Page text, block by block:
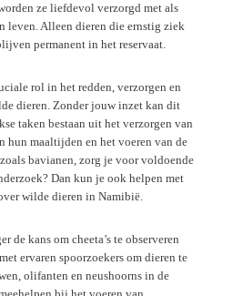
ze liefdevol verzorgd met als
leven. Alleen dieren die ernstig ziek
permanent in het reservaat.
rol in het redden, verzorgen en
dieren. Zonder jouw inzet kan dit
taken bestaan uit het verzorgen van
hun maaltijden en het voeren van de
bavianen, zorg je voor voldoende
Dan kun je ook helpen met
wilde dieren in Namibië.
kans om cheeta’s te observeren
ervaren spoorzoekers om dieren te
olifanten en neushoorns in de